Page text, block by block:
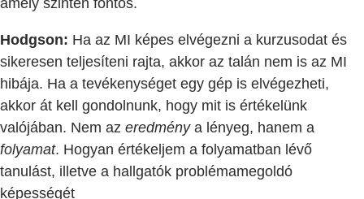
Hodgson: Ha az MI képes elvégezni a kurzusodat és
sikeresen teljesíteni rajta, akkor az talán nem is az MI
hibája. Ha a tevékenységet egy gép is elvégezheti,
akkor át kell gondolnunk, hogy mit is értékelünk
valójában. Nem az eredménya lényeg, hanem a
folyamat. Hogyan értékeljem a folyamatban lévő
tanulást, illetve a hallgatók problémamegoldó
képességét